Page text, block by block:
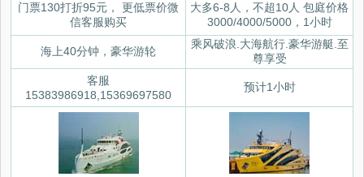
门票130打折95元， 更低票价微
信客服购买
大多6-8人，不超10人 包庭价格
3000/4000/5000，1小时
海上40分钟，豪华游轮
乘风破浪.大海航行.豪华游艇.至
尊享受
客服
15383986918,15369697580
预计1小时